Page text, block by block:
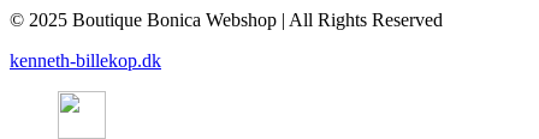
© 2025 Boutique Bonica Webshop | All Rights Reserved
kenneth-billekop.dk